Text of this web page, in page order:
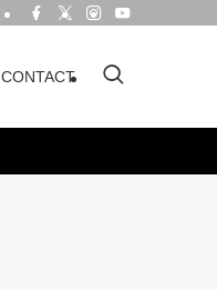
CONTACT